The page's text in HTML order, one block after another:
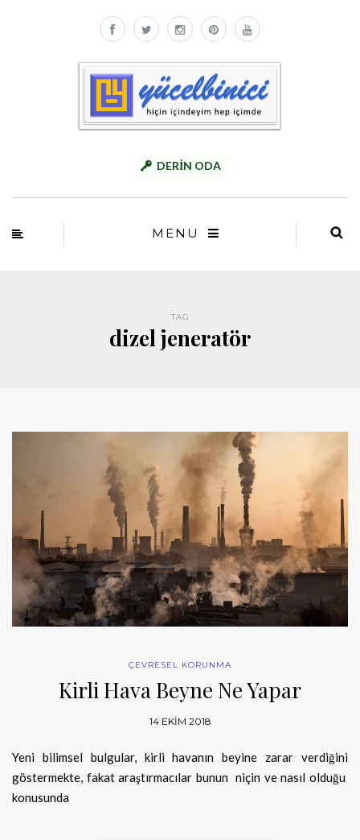
DERİN ODA
MENU
TAG
dizel jeneratör
ÇEVRESEL KORUNMA
Kirli Hava Beyne Ne Yapar
14 EKIM 2018
Yeni bilimsel bulgular, kirli havanın beyine zarar verdiğini
göstermekte, fakat araştırmacılar bunun niçin ve nasıl olduğu
konusunda